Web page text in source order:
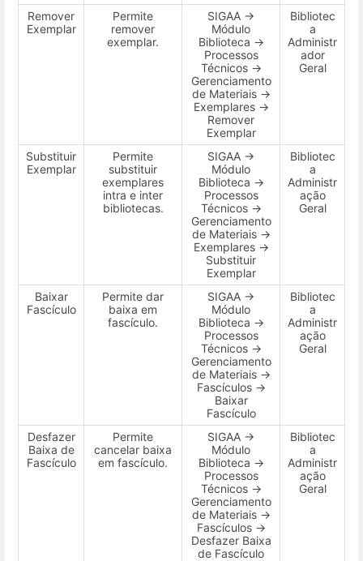
Remover
Exemplar
Permite
remover
exemplar.
SIGAA →
Módulo
Biblioteca →
Processos
Técnicos →
Gerenciamento
de Materiais →
Exemplares →
Remover
Exemplar
Bibliotec
a
Administr
ador
Geral
Substituir
Exemplar
Permite
substituir
exemplares
intra e inter
bibliotecas.
SIGAA →
Módulo
Biblioteca →
Processos
Técnicos →
Gerenciamento
de Materiais →
Exemplares →
Substituir
Exemplar
Bibliotec
a
Administr
ação
Geral
Baixar
Fascículo
Permite dar
baixa em
fascículo.
SIGAA →
Módulo
Biblioteca →
Processos
Técnicos →
Gerenciamento
de Materiais →
Fascículos →
Baixar
Fascículo
Bibliotec
a
Administr
ação
Geral
Desfazer
Baixa de
Fascículo
Permite
cancelar baixa
em fascículo.
SIGAA →
Módulo
Biblioteca →
Processos
Técnicos →
Gerenciamento
de Materiais →
Fascículos →
Desfazer Baixa
de Fascículo
Bibliotec
a
Administr
ação
Geral